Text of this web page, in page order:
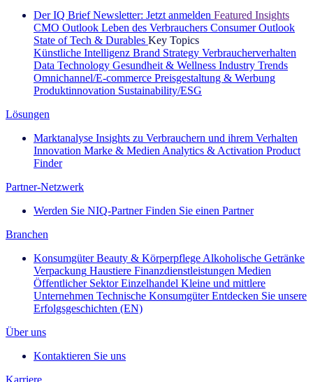
Der IQ Brief Newsletter: Jetzt anmelden Featured Insights
CMO Outlook Leben des Verbrauchers Consumer Outlook
State of Tech & Durables Key Topics
Künstliche Intelligenz Brand Strategy Verbraucherverhalten
Data Technology Gesundheit & Wellness Industry Trends
Omnichannel/E-commerce Preisgestaltung & Werbung
Produktinnovation Sustainability/ESG
Lösungen
Marktanalyse Insights zu Verbrauchern und ihrem Verhalten
Innovation Marke & Medien Analytics & Activation Product
Finder
Partner-Netzwerk
Werden Sie NIQ-Partner Finden Sie einen Partner
Branchen
Konsumgüter Beauty & Körperpflege Alkoholische Getränke
Verpackung Haustiere Finanzdienstleistungen Medien
Öffentlicher Sektor Einzelhandel Kleine und mittlere
Unternehmen Technische Konsumgüter Entdecken Sie unsere
Erfolgsgeschichten (EN)
Über uns
Kontaktieren Sie uns
Karriere